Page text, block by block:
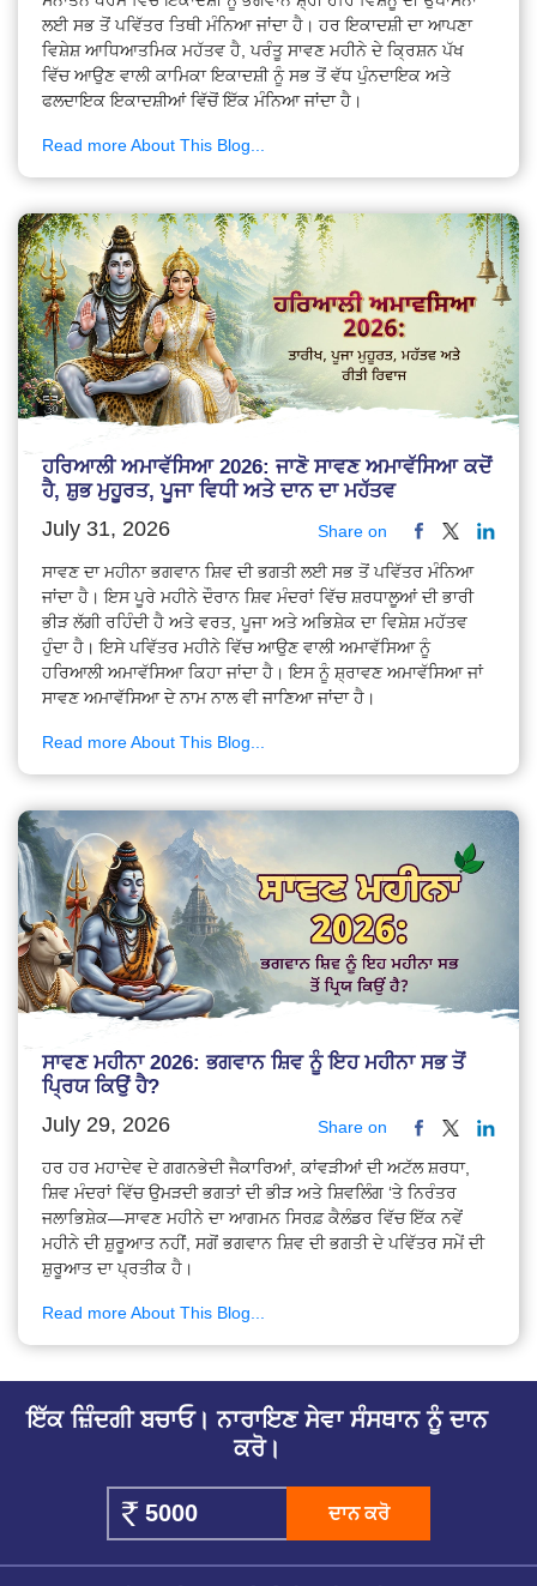
ਲਈ ਸਭ ਤੋਂ ਪਵਿੱਤਰ ਤਿਥੀ ਮੰਨਿਆ ਜਾਂਦਾ ਹੈ। ਹਰ ਇਕਾਦਸ਼ੀ ਦਾ ਆਪਣਾ
ਵਿਸ਼ੇਸ਼ ਆਧਿਆਤਮਿਕ ਮਹੱਤਵ ਹੈ, ਪਰੰਤੂ ਸਾਵਣ ਮਹੀਨੇ ਦੇ ਕ੍ਰਿਸ਼ਨ ਪੱਖ
ਵਿੱਚ ਆਉਣ ਵਾਲੀ ਕਾਮਿਕਾ ਇਕਾਦਸ਼ੀ ਨੂੰ ਸਭ ਤੋਂ ਵੱਧ ਪੁੰਨਦਾਇਕ ਅਤੇ
ਫਲਦਾਇਕ ਇਕਾਦਸ਼ੀਆਂ ਵਿੱਚੋਂ ਇੱਕ ਮੰਨਿਆ ਜਾਂਦਾ ਹੈ।
Read more About This Blog...
ਹਰਿਆਲੀ ਅਮਾਵੱਸਿਆ 2026: ਜਾਣੋ ਸਾਵਣ ਅਮਾਵੱਸਿਆ ਕਦੋਂ
ਹੈ, ਸ਼ੁਭ ਮੁਹੂਰਤ, ਪੂਜਾ ਵਿਧੀ ਅਤੇ ਦਾਨ ਦਾ ਮਹੱਤਵ
July 31, 2026 Share on
ਸਾਵਣ ਦਾ ਮਹੀਨਾ ਭਗਵਾਨ ਸ਼ਿਵ ਦੀ ਭਗਤੀ ਲਈ ਸਭ ਤੋਂ ਪਵਿੱਤਰ ਮੰਨਿਆ
ਜਾਂਦਾ ਹੈ। ਇਸ ਪੂਰੇ ਮਹੀਨੇ ਦੌਰਾਨ ਸ਼ਿਵ ਮੰਦਰਾਂ ਵਿੱਚ ਸ਼ਰਧਾਲੂਆਂ ਦੀ ਭਾਰੀ
ਭੀੜ ਲੱਗੀ ਰਹਿੰਦੀ ਹੈ ਅਤੇ ਵਰਤ, ਪੂਜਾ ਅਤੇ ਅਭਿਸ਼ੇਕ ਦਾ ਵਿਸ਼ੇਸ਼ ਮਹੱਤਵ
ਹੁੰਦਾ ਹੈ। ਇਸੇ ਪਵਿੱਤਰ ਮਹੀਨੇ ਵਿੱਚ ਆਉਣ ਵਾਲੀ ਅਮਾਵੱਸਿਆ ਨੂੰ
ਹਰਿਆਲੀ ਅਮਾਵੱਸਿਆ ਕਿਹਾ ਜਾਂਦਾ ਹੈ। ਇਸ ਨੂੰ ਸ਼੍ਰਾਵਣ ਅਮਾਵੱਸਿਆ ਜਾਂ
ਸਾਵਣ ਅਮਾਵੱਸਿਆ ਦੇ ਨਾਮ ਨਾਲ ਵੀ ਜਾਣਿਆ ਜਾਂਦਾ ਹੈ।
Read more About This Blog...
ਸਾਵਣ ਮਹੀਨਾ 2026: ਭਗਵਾਨ ਸ਼ਿਵ ਨੂੰ ਇਹ ਮਹੀਨਾ ਸਭ ਤੋਂ
ਪ੍ਰਿਯ ਕਿਉਂ ਹੈ?
July 29, 2026 Share on
ਹਰ ਹਰ ਮਹਾਦੇਵ ਦੇ ਗਗਨਭੇਦੀ ਜੈਕਾਰਿਆਂ, ਕਾਂਵੜੀਆਂ ਦੀ ਅਟੱਲ ਸ਼ਰਧਾ,
ਸ਼ਿਵ ਮੰਦਰਾਂ ਵਿੱਚ ਉਮੜਦੀ ਭਗਤਾਂ ਦੀ ਭੀੜ ਅਤੇ ਸ਼ਿਵਲਿੰਗ ‘ਤੇ ਨਿਰੰਤਰ
ਜਲਾਭਿਸ਼ੇਕ—ਸਾਵਣ ਮਹੀਨੇ ਦਾ ਆਗਮਨ ਸਿਰਫ਼ ਕੈਲੰਡਰ ਵਿੱਚ ਇੱਕ ਨਵੇਂ
ਮਹੀਨੇ ਦੀ ਸ਼ੁਰੂਆਤ ਨਹੀਂ, ਸਗੋਂ ਭਗਵਾਨ ਸ਼ਿਵ ਦੀ ਭਗਤੀ ਦੇ ਪਵਿੱਤਰ ਸਮੇਂ ਦੀ
ਸ਼ੁਰੂਆਤ ਦਾ ਪ੍ਰਤੀਕ ਹੈ।
Read more About This Blog...
ਇੱਕ ਜ਼ਿੰਦਗੀ ਬਚਾਓ। ਨਾਰਾਇਣ ਸੇਵਾ ਸੰਸਥਾਨ ਨੂੰ ਦਾਨ
ਕਰੋ।
ਦਾਨ ਕਰੋ